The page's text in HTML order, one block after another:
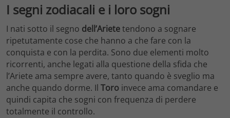
I segni zodiacali e i loro sogni
I nati sotto il segno dell’Arietetendono a sognare
ripetutamente cose che hanno a che fare con la
conquista e con la perdita. Sono due elementi molto
ricorrenti, anche legati alla questione della sfida che
l’Ariete ama sempre avere, tanto quando è sveglio ma
anche quando dorme. Il Toro invece ama comandare e
quindi capita che sogni con frequenza di perdere
totalmente il controllo.